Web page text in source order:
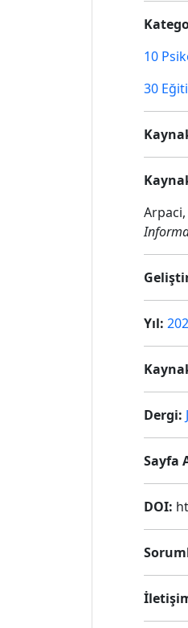
10
30
Yıl:
Dergi:
Sayfa
DOI: